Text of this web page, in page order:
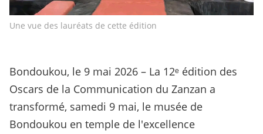
Une vue des lauréats de cette édition
Bondoukou, le 9 mai 2026 – La 12ᵉ édition des
Oscars de la Communication du Zanzan a
transformé, samedi 9 mai, le musée de
Bondoukou en temple de l'excellence